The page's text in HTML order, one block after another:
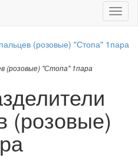
(розовые) "Стопа" 1пара
(розовые)